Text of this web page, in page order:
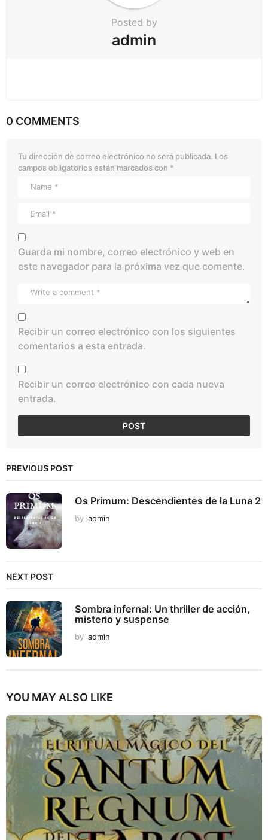
Posted by
admin
0 COMMENTS
Tu dirección de correo electrónico no será publicada. Los
campos obligatorios están marcados con *
Guarda mi nombre, correo electrónico y web en
este navegador para la próxima vez que comente.
Recibir un correo electrónico con los siguientes
comentarios a esta entrada.
Recibir un correo electrónico con cada nueva
entrada.
PREVIOUS POST
Os Primum: Descendientes de la Luna 2
by admin
NEXT POST
Sombra infernal: Un thriller de acción,
misterio y suspense
by admin
YOU MAY ALSO LIKE